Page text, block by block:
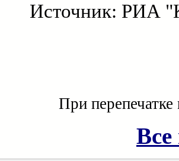
Источник: РИА
При
Все